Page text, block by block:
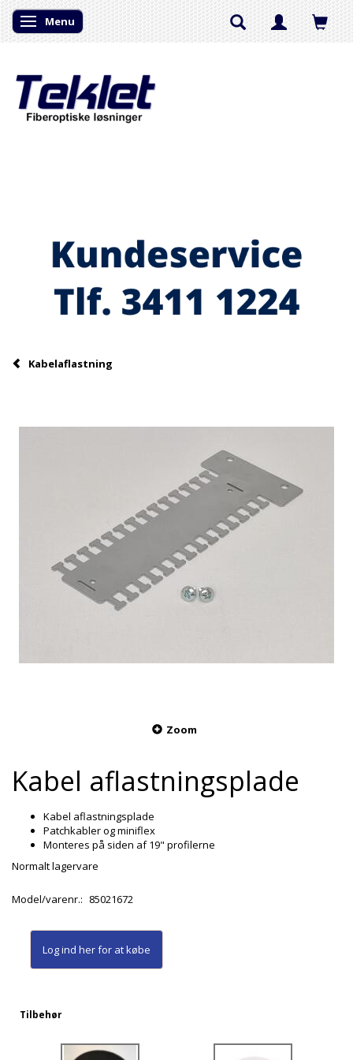
Skifte navigation
Menu
Kabelaflastning
Zoom
Kabel aflastningsplade
Kabel aflastningsplade
Patchkabler og miniflex
Monteres på siden af 19" profilerne
Normalt lagervare
Model/varenr.: 85021672
Log ind herfor at købe
Tilbehør